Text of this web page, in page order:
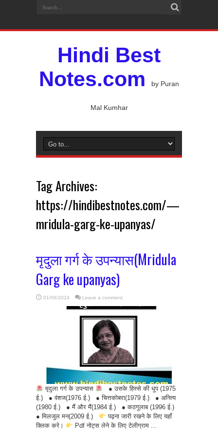
Hindi Best
Notes.com
by Puran
Mal Kumhar
Tag Archives:
https://hindibestnotes.com/—
mridula-garg-ke-upanyas/
मृदुला गर्ग के उपन्यास(Mridula
Garg ke upanyas)
01/06/2024 Leave a comment
मृदुला गर्ग के उपन्यास
● उसके हिस्से की धूप (1975
ई.) ● वंशज(1976 ई.) ● चित्तकोबरा(1979 ई.) ● अनित्य
(1980 ई.) ● मैं और मैं(1984 ई.) ● कठगुलाब (1996 ई.)
● मिलजुल मन(2009 ई.)
पढ़ना जारी रखने के लिए यहाँ
क्लिक करे।
Pdf नोट्स लेने के लिए टेलीग्राम ...